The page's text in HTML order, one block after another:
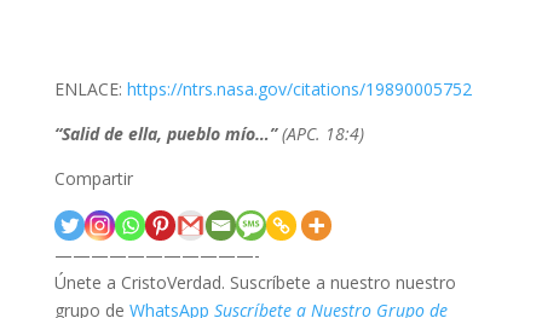
ENLACE: https://ntrs.nasa.gov/citations/19890005752
“Salid de ella, pueblo mío…”(APC. 18:4)
Compartir
———————————-
Únete a CristoVerdad. Suscríbete a nuestro nuestro
grupo de WhatsApp Suscríbete a Nuestro Grupo de